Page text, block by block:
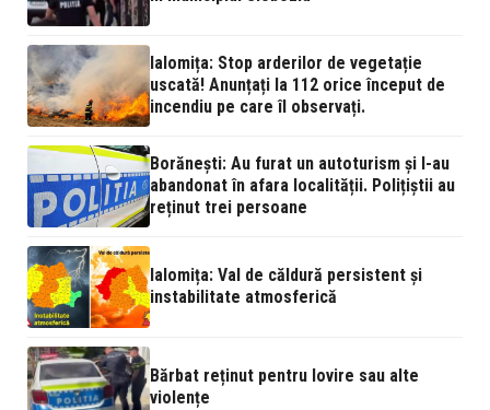
Ialomița: Stop arderilor de vegetație
uscată! Anunțați la 112 orice început de
incendiu pe care îl observați.
Borănești: Au furat un autoturism și l-au
abandonat în afara localității. Polițiștii au
reținut trei persoane
Ialomița: Val de căldură persistent și
instabilitate atmosferică
Bărbat reținut pentru lovire sau alte
violențe